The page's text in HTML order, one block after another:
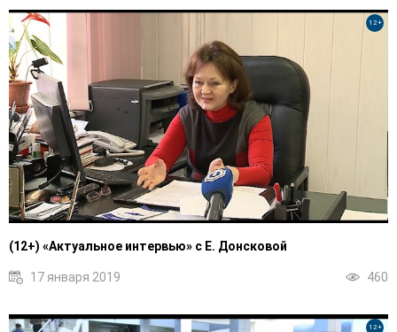
(12+) «Актуальное интервью» с Е. Донсковой
17 января 2019 460
12+
12+